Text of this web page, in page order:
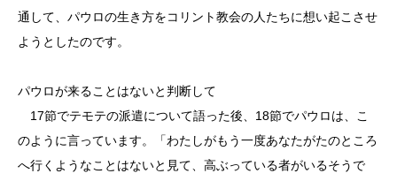
通して、パウロの生き方をコリント教会の人たちに想い起こさせ
ようとしたのです。
パウロが来ることはないと判断して
17節でテモテの派遣について語った後、18節でパウロは、こ
のように言っています。「わたしがもう一度あなたがたのところ
へ行くようなことはないと見て、高ぶっている者がいるそうで